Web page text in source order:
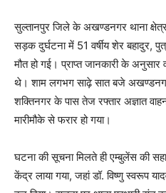
सुल्तानपुर जिले के अखण्डनगर थाना
सड़क दुर्घटना में 51 वर्षीय शेर बहादुर,
मौत हो गई। प्राप्त जानकारी के
थे। शाम लगभग साढ़े सात बजे
शक्तिनगर के पास तेज रफ्तार अज्ञात
मारीमौके से फरार हो गया।
घटना की सूचना मिलते ही एम्बुलेंस की
केंद्र लाया गया, जहां डॉ. विष्णु स्वरूप